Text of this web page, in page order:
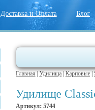
Доставка и Оплата Блог
Главная Удилища Карповые
Удилище
Артикул: 5744